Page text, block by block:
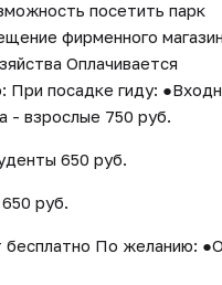
посетить парк
фирменного
Оплачивается
При посадке гиду:
- взрослые 750 руб.
650 руб.
руб.
бесплатно По желанию: